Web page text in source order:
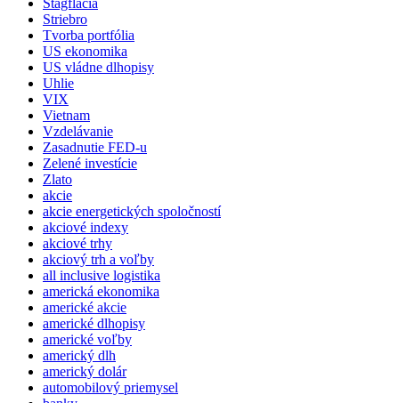
Stagflácia
Striebro
Tvorba portfólia
US ekonomika
US vládne dlhopisy
Uhlie
VIX
Vietnam
Vzdelávanie
Zasadnutie FED-u
Zelené investície
Zlato
akcie
akcie energetických spoločností
akciové indexy
akciové trhy
akciový trh a voľby
all inclusive logistika
americká ekonomika
americké akcie
americké dlhopisy
americké voľby
americký dlh
americký dolár
automobilový priemysel